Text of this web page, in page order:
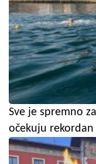
Sve je spremno
očekuju